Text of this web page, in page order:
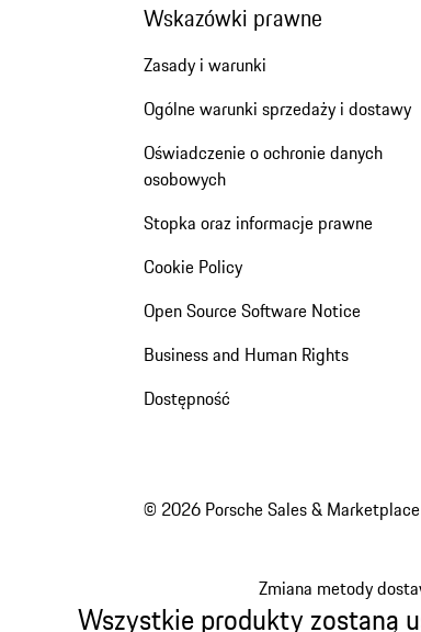
Wskazówki prawne
Zasady i warunki
Ogólne warunki sprzedaży i dostawy
Oświadczenie o ochronie danych
osobowych
Stopka oraz informacje prawne
Cookie Policy
Open Source Software Notice
Business and Human Rights
Dostępność
© 2026 Porsche Sales &
Zmiana metody
Wszystkie produkty zostaną